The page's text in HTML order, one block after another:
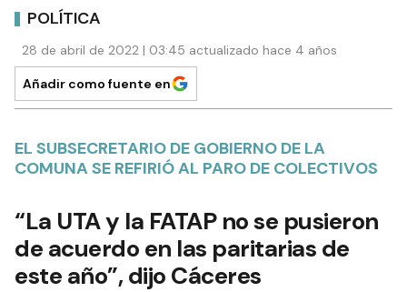
POLÍTICA
28 de abril de 2022 | 03:45 actualizado hace 4 años
Añadir como fuente en
EL SUBSECRETARIO DE GOBIERNO DE LA
COMUNA SE REFIRIÓ AL PARO DE COLECTIVOS
“La UTA y la FATAP no se pusieron
de acuerdo en las paritarias de
este año”, dijo Cáceres